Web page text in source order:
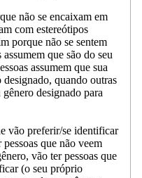
não se encaixam em
com estereótipos
porque não se sentem
que são do seu
assumem que sua
quando outras
designado para
vão preferir/se identificar
que não veem
vão ter pessoas que
(o seu próprio